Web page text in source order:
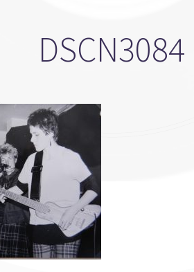
DSCN3084